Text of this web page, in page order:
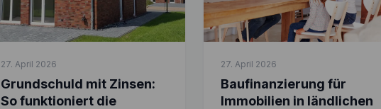
27. April 2026
Grundschuld mit Zinsen:
So funktioniert die
27. April 2026
Baufinanzierung für
Immobilien in ländlichen